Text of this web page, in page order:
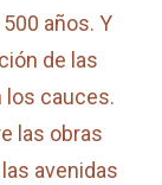
años. Y
de las
los cauces.
las obras
avenidas